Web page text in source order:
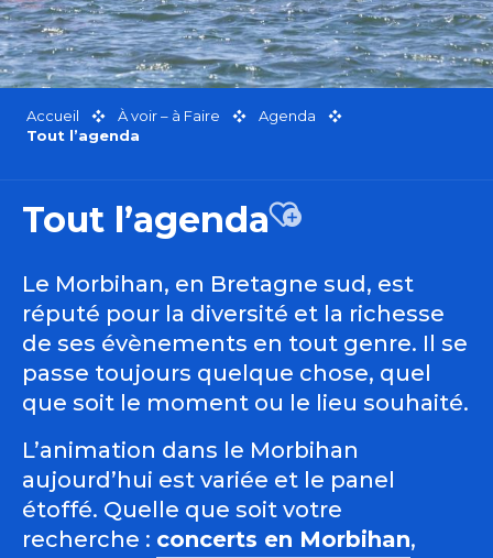
Accueil À voir – à Faire
Agenda
Tout l’agenda
Tout l’agendaAjouter aux
Le Morbihan, en Bretagne sud, est
réputé pour la diversité et la richesse
de ses évènements en tout genre. Il se
passe toujours quelque chose, quel
que soit le moment ou le lieu souhaité.
L’animation dans le Morbihan
aujourd’hui est variée et le panel
étoffé. Quelle que soit votre
recherche : concerts en Morbihan,